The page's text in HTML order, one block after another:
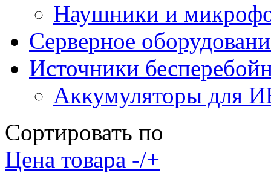
Наушники и
Серверное
Источники
Аккумуляторы для
Сортировать по
Цена товара -/+